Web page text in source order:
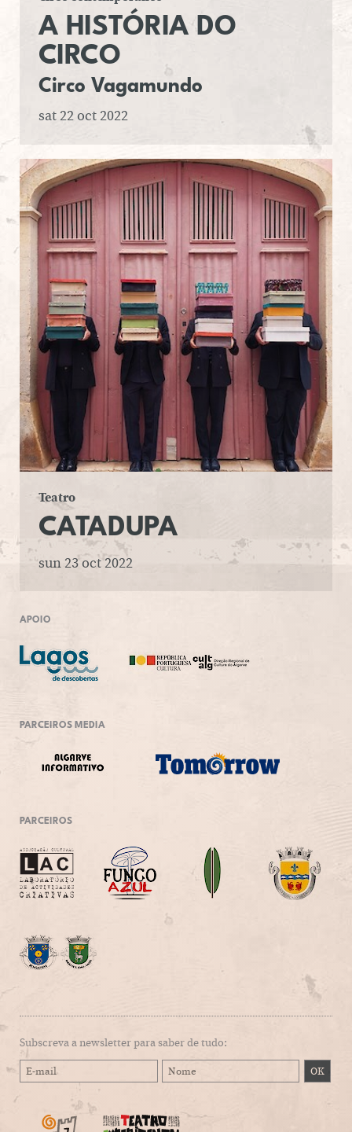
A HIS­TÓ­RIA DO
CIRCO
Circo Va­ga­mundo
sat 22 oct 2022
Teatro
CA­TA­DUPA
sun 23 oct 2022
APOIO
PARCEIROS MEDIA
PARCEIROS
Subscreva a newsletter para saber de tudo: